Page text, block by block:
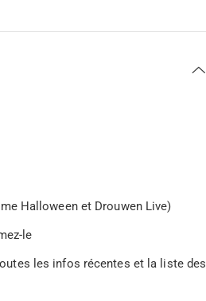
Halloween et Drouwen Live)
le
les infos récentes et la liste des